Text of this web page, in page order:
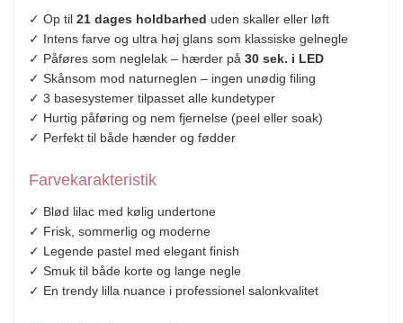
✓ Op til 21 dages holdbarhed uden skaller eller løft
✓ Intens farve og ultra høj glans som klassiske gelnegle
✓ Påføres som neglelak – hærder på 30 sek. i LED
✓ Skånsom mod naturneglen – ingen unødig filing
✓ 3 basesystemer tilpasset alle kundetyper
✓ Hurtig påføring og nem fjernelse (peel eller soak)
✓ Perfekt til både hænder og fødder
Farvekarakteristik
✓ Blød lilac med kølig undertone
✓ Frisk, sommerlig og moderne
✓ Legende pastel med elegant finish
✓ Smuk til både korte og lange negle
✓ En trendy lilla nuance i professionel salonkvalitet